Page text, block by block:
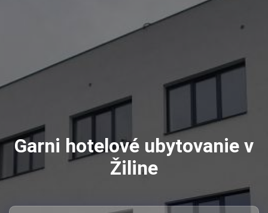
Garni hotelové ubytovanie v
Žiline